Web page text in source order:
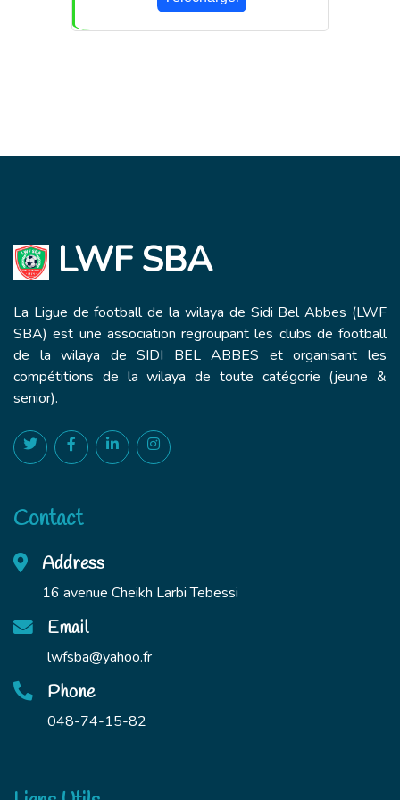
LWF SBA
La Ligue de football de la wilaya de Sidi Bel Abbes (LWF
SBA) est une association regroupant les clubs de football
de la wilaya de SIDI BEL ABBES et organisant les
compétitions de la wilaya de toute catégorie (jeune &
senior).
Contact
Address
16 avenue Cheikh Larbi Tebessi
Email
lwfsba@yahoo.fr
Phone
048-74-15-82